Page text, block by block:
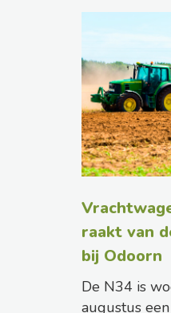
raakt van
bij Odoorn
De N34 is
augustus